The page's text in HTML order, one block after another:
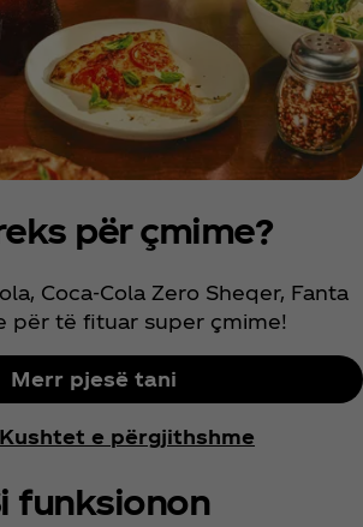
për çmime?
Coca‑Cola Zero Sheqer, Fanta
për të fituar super çmime!
Merr pjesë tani
e përgjithshme
funksionon